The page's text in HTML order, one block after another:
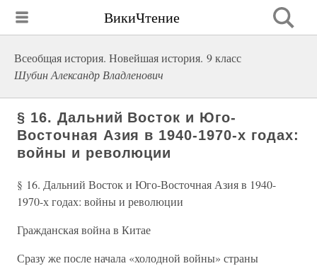
ВикиЧтение
Всеобщая история. Новейшая история. 9 класс
Шубин Александр Владленович
§ 16. Дальний Восток и Юго-
Восточная Азия в 1940-1970-х годах:
войны и революции
§ 16. Дальний Восток и Юго-Восточная Азия в 1940-
1970-х годах: войны и революции
Гражданская война в Китае
Сразу же после начала «холодной войны» страны